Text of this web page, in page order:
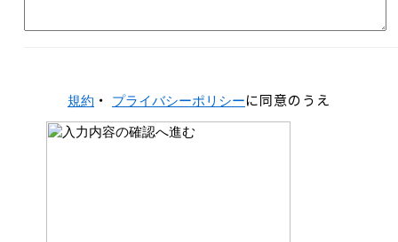
規約 ・ プライバシーポリシーに同意のうえ